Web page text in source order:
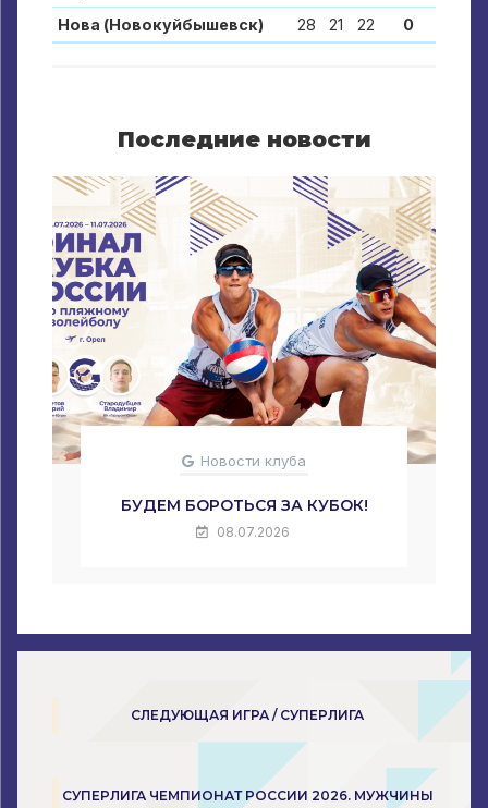
Нова (Новокуйбышевск) 28 21 22 0
Последние новости
Новости клуба
БУДЕМ БОРОТЬСЯ ЗА КУБОК!
08.07.2026
СЛЕДУЮЩАЯ ИГРА / СУПЕРЛИГА
СУПЕРЛИГА ЧЕМПИОНАТ РОССИИ 2026. МУЖЧИНЫ